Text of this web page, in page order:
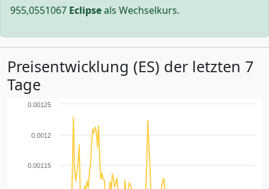
955,0551067 Eclipseals Wechselkurs.
Preisentwicklung (ES) der letzten 7
Tage
0.00115
0.0012
0.00125